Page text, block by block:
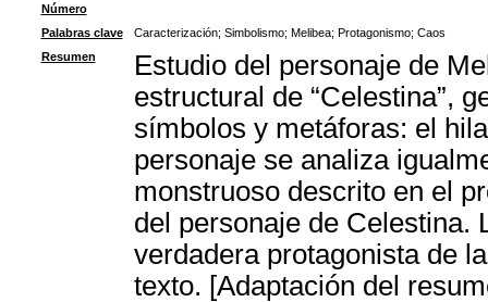
Número
Palabras clave
Caracterización; Simbolismo; Melibea; Protagonismo; Caos
Resumen
Estudio del personaje de
estructural de “Celestina”,
símbolos y metáforas: el
personaje se analiza
monstruoso descrito en el
del personaje de Celestina.
verdadera protagonista de
texto. [Adaptación del